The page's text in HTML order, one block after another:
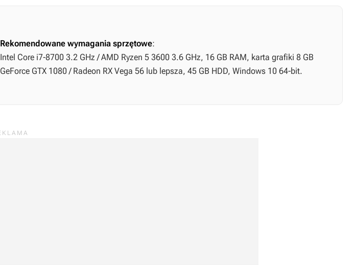
Rekomendowane wymagania sprzętowe:
Intel Core i7-8700 3.2 GHz / AMD Ryzen 5 3600 3.6 GHz, 16 GB RAM, karta grafiki 8 GB
GeForce GTX 1080 / Radeon RX Vega 56 lub lepsza, 45 GB HDD, Windows 10 64-bit.